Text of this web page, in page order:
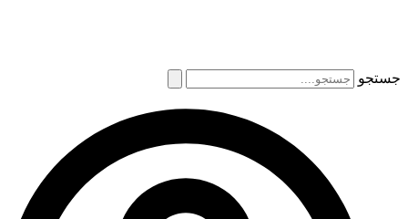
جستجو